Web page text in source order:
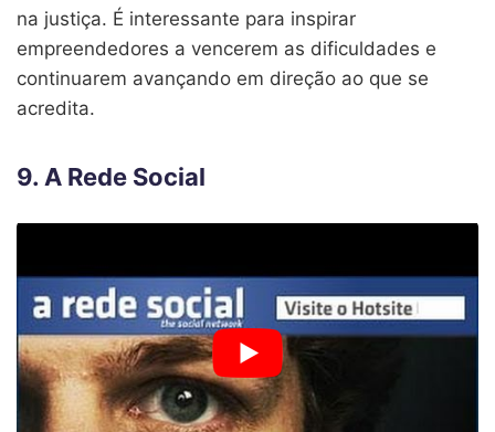
na justiça. É interessante para inspirar
empreendedores a vencerem as dificuldades e
continuarem avançando em direção ao que se
acredita.
9. A Rede Social